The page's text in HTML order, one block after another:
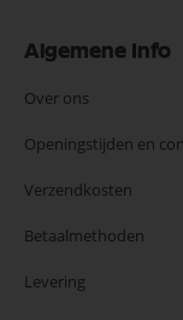
Algemene Info
Over ons
Openingstijden en
Verzendkosten
Betaalmethoden
Levering